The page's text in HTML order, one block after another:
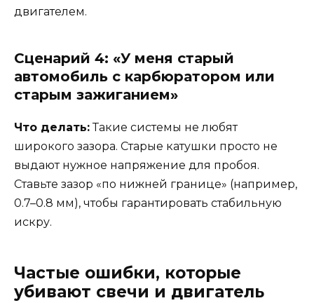
двигателем.
Сценарий 4: «У меня старый
автомобиль с карбюратором или
старым зажиганием»
Что делать:Такие системы не любят
широкого зазора. Старые катушки просто не
выдают нужное напряжение для пробоя.
Ставьте зазор «по нижней границе» (например,
0.7–0.8 мм), чтобы гарантировать стабильную
искру.
Частые ошибки, которые
убивают свечи и двигатель